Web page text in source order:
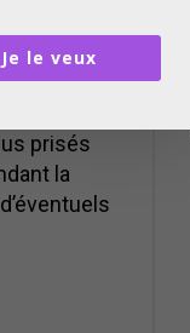
prisés
la
Je le veux